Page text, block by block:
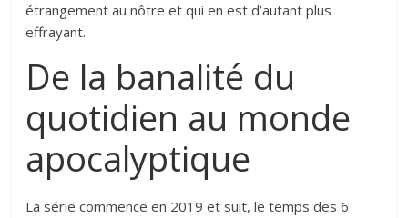
étrangement au nôtre et qui en est d’autant plus
effrayant.
De la banalité du
quotidien au monde
apocalyptique
La série commence en 2019 et suit, le temps des 6